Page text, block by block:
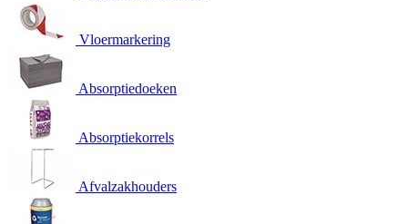
Vloermarkering
Absorptiedoeken
Absorptiekorrels
Afvalzakhouders